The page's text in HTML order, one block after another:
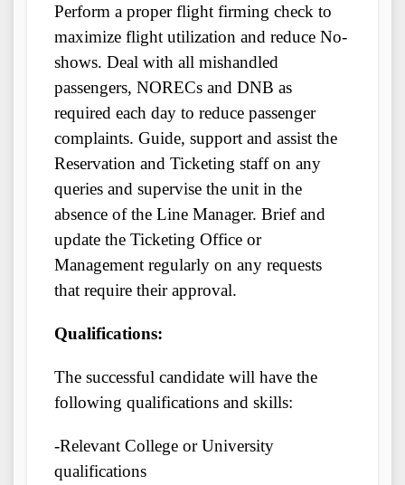
Perform a proper flight firming check to
maximize flight utilization and reduce No-
shows. Deal with all mishandled
passengers, NORECs and DNB as
required each day to reduce passenger
complaints. Guide, support and assist the
Reservation and Ticketing staff on any
queries and supervise the unit in the
absence of the Line Manager. Brief and
update the Ticketing Office or
Management regularly on any requests
that require their approval.
Qualifications:
The successful candidate will have the
following qualifications and skills:
-Relevant College or University
qualifications